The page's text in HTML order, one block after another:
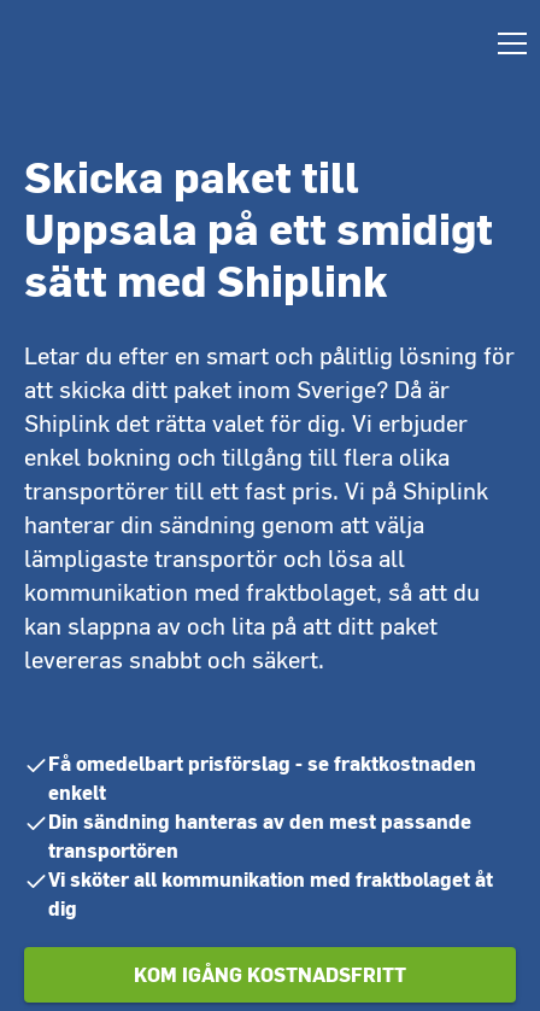
Skicka paket till
Uppsala på ett smidigt
sätt med Shiplink
Letar du efter en smart och pålitlig lösning för
att skicka ditt paket inom Sverige? Då är
Shiplink det rätta valet för dig. Vi erbjuder
enkel bokning och tillgång till flera olika
transportörer till ett fast pris. Vi på Shiplink
hanterar din sändning genom att välja
lämpligaste transportör och lösa all
kommunikation med fraktbolaget, så att du
kan slappna av och lita på att ditt paket
levereras snabbt och säkert.
Få omedelbart prisförslag - se fraktkostnaden
enkelt
Din sändning hanteras av den mest passande
transportören
Vi sköter all kommunikation med fraktbolaget åt
dig
KOM IGÅNG KOSTNADSFRITT